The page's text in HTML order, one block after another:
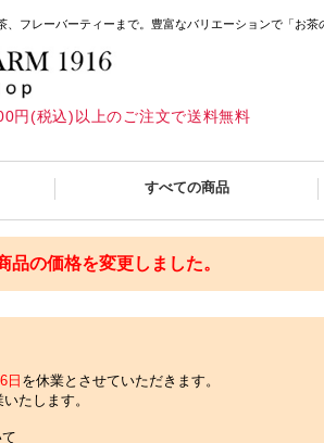
フレーバーティーまで。豊富なバリエーションで「お茶
円(税込)以上のご注文で送料無料
すべての商品
品の価格を変更しました。
日 を休業とさせていただきます。
たします。